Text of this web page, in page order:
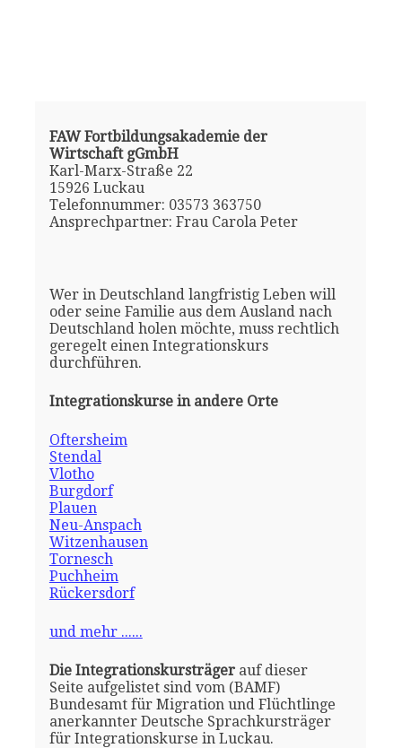
FAW Fortbildungsakademie der
Wirtschaft gGmbH
Karl-Marx-Straße 22
15926 Luckau
Telefonnummer: 03573 363750
Ansprechpartner: Frau Carola Peter
Wer in Deutschland langfristig Leben will
oder seine Familie aus dem Ausland nach
Deutschland holen möchte, muss rechtlich
geregelt einen Integrationskurs
durchführen.
Integrationskurse in andere Orte
Oftersheim
Stendal
Vlotho
Burgdorf
Plauen
Neu-Anspach
Witzenhausen
Tornesch
Puchheim
Rückersdorf
und mehr ......
Die Integrationskursträgerauf dieser
Seite aufgelistet sind vom (BAMF)
Bundesamt für Migration und Flüchtlinge
anerkannter Deutsche Sprachkursträger
für Integrationskurse in Luckau.